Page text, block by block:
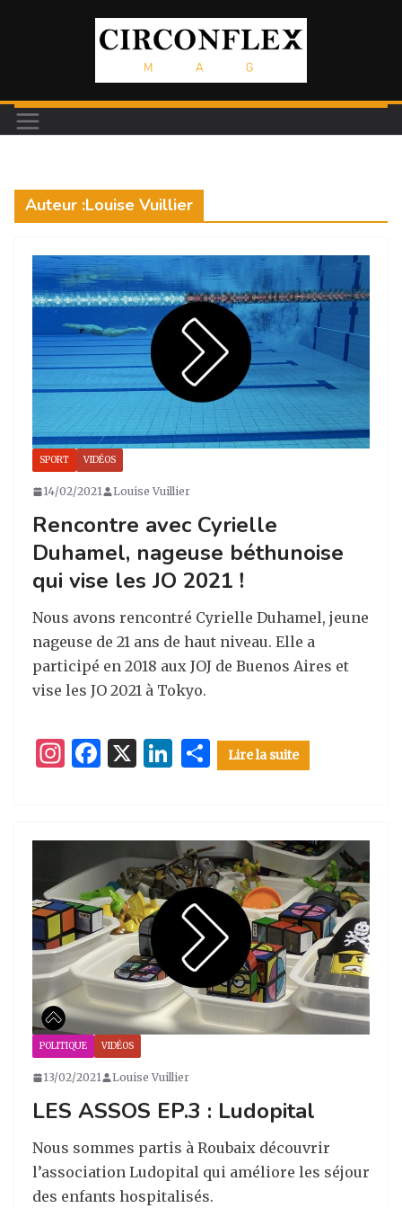
Auteur :Louise Vuillier
SPORT VIDÉOS
14/02/2021 Louise Vuillier
Rencontre avec Cyrielle
Duhamel, nageuse béthunoise
qui vise les JO 2021 !
Nous avons rencontré Cyrielle Duhamel, jeune
nageuse de 21 ans de haut niveau. Elle a
participé en 2018 aux JOJ de Buenos Aires et
vise les JO 2021 à Tokyo.
I
a
g
ra
m
F
e
b
o
o
k
X
Li
e
dI
n
ar
g
er
Lire la suite
POLITIQUE VIDÉOS
13/02/2021 Louise Vuillier
LES ASSOS EP.3 : Ludopital
Nous sommes partis à Roubaix découvrir
l’association Ludopital qui améliore les séjour
des enfants hospitalisés.